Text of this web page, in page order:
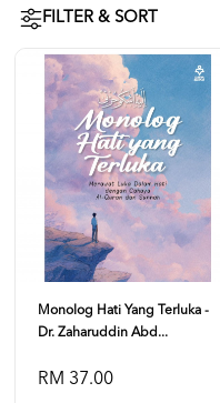
FILTER & SORT
Monolog Hati Yang Terluka -
Dr. Zaharuddin Abd...
RM 37.00